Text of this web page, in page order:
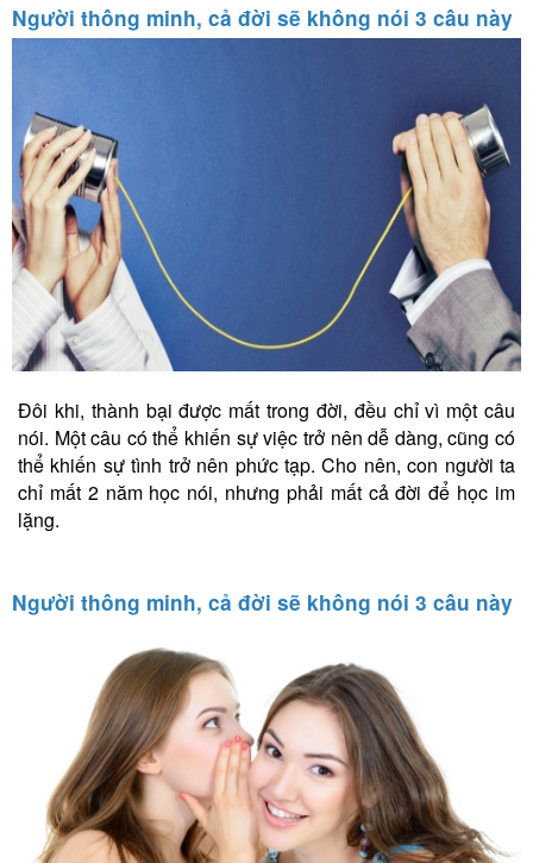
Người thông minh, cả đời sẽ không nói 3 câu này
Đôi khi, thành bại được mất trong đời, đều chỉ vì một câu
nói. Một câu có thể khiến sự việc trở nên dễ dàng, cũng có
thể khiến sự tình trở nên phức tạp. Cho nên, con người ta
chỉ mất 2 năm học nói, nhưng phải mất cả đời để học im
lặng.
Người thông minh, cả đời sẽ không nói 3 câu này